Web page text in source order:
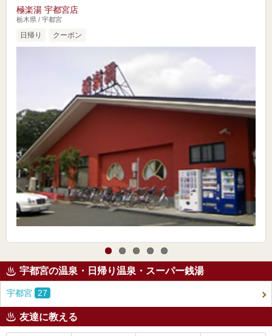
極楽湯 宇都宮店
栃木県 / 宇都宮
日帰り クーポン
宇都宮の温泉・日帰り温泉・スーパー銭湯
宇都宮 27
友達に教える